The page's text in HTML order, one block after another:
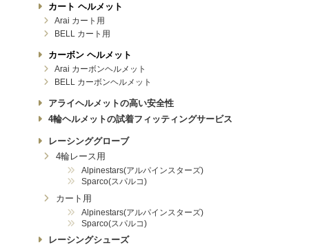
カート ヘルメット
Arai カート用
BELL カート用
カーボン ヘルメット
Arai カーボンヘルメット
BELL カーボンヘルメット
アライヘルメットの高い安全性
4輪ヘルメットの試着フィッティングサービス
レーシンググローブ
4輪レース用
Alpinestars(アルパインスターズ)
Sparco(スパルコ)
カート用
Alpinestars(アルパインスターズ)
Sparco(スパルコ)
レーシングシューズ